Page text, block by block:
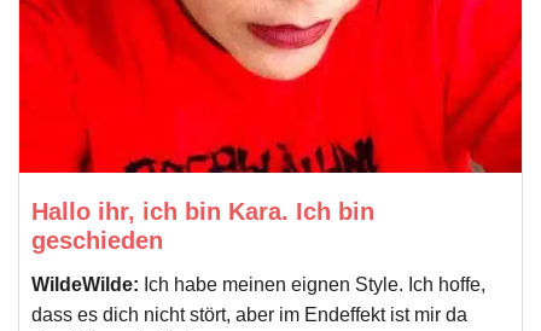
Hallo ihr, ich bin Kara. Ich bin
geschieden
WildeWilde: Ich habe meinen eignen Style. Ich hoffe,
dass es dich nicht stört, aber im Endeffekt ist mir da